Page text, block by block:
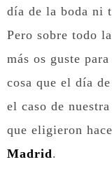
día de la boda ni
Pero sobre todo
más os guste
cosa que el día
el caso de
que eligieron
Madrid.